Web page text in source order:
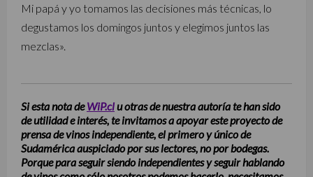
Mi papá y yo tomamos las decisiones más técnicas, lo
degustamos los domingos juntos y elegimos juntos las
mezclas».
Si esta nota deWiP.clu otras de nuestra autoría te han sido
de utilidad e interés, te invitamos a apoyar este proyecto de
prensa de vinos independiente, el primero y único de
Sudamérica auspiciado por sus lectores, no por bodegas.
Porque para seguir siendo independientes y seguir hablando